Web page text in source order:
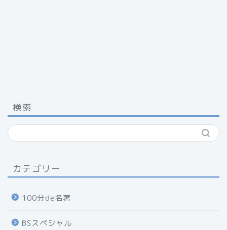
検索
カテゴリー
100分de名著
BSスペシャル